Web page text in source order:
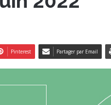
Pinterest Partager par Email